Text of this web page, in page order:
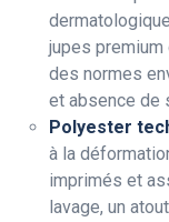
jupes premium
des normes
et absence de
Polyester
à la
imprimés et
lavage, un